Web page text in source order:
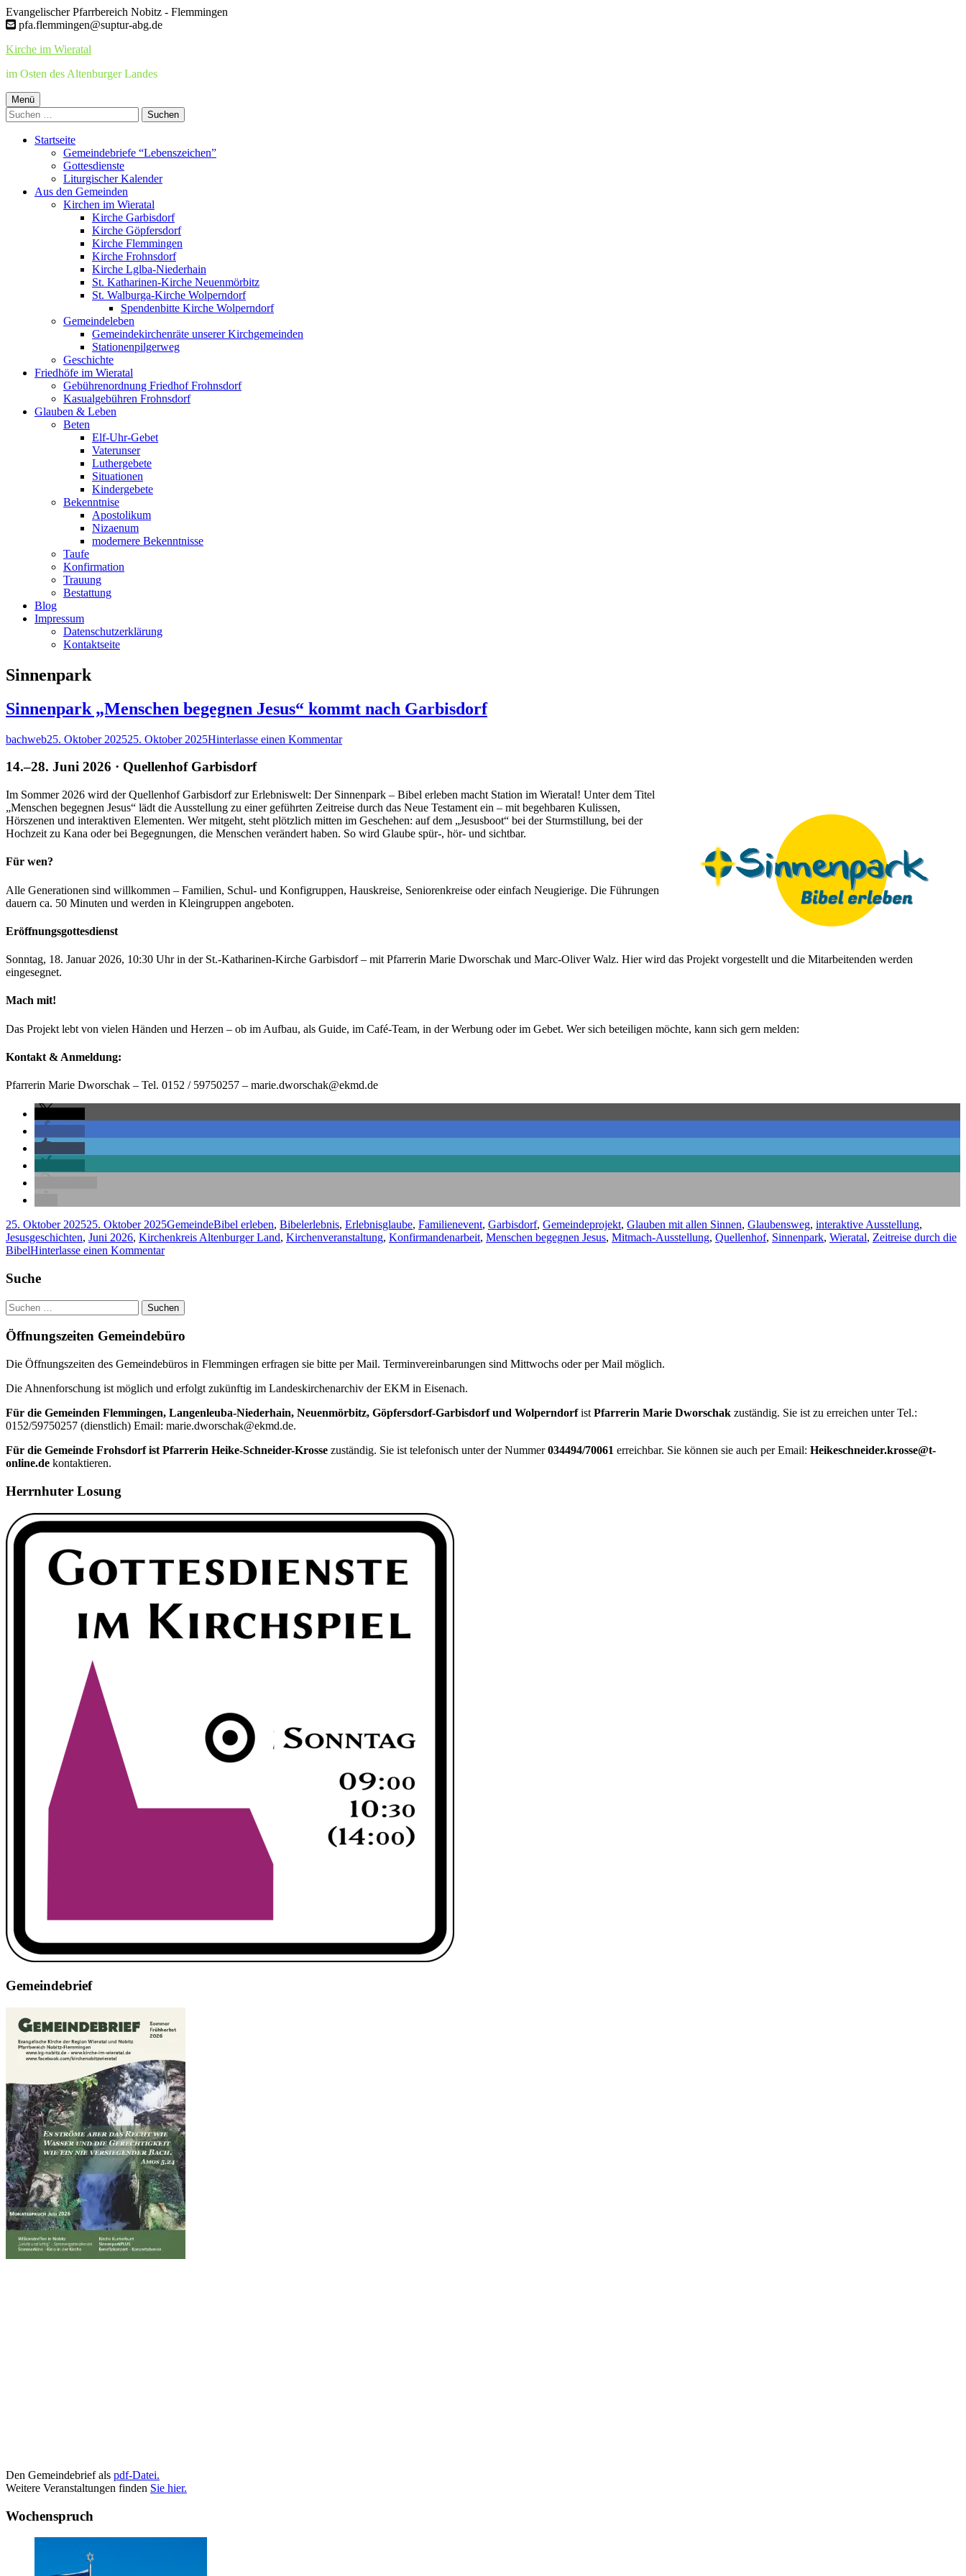
Springe
zum
Evangelischer Pfarrbereich Nobitz - Flemmingen
pfa.flemmingen@suptur-abg.de
Kirche im Wieratal
im Osten des Altenburger Landes
Primäres
Menü
Menü
Suchen
nach:
Startseite
Gemeindebriefe “Lebenszeichen”
Gottesdienste
Liturgischer Kalender
Aus den Gemeinden
Kirchen im Wieratal
Kirche Garbisdorf
Kirche Göpfersdorf
Kirche Flemmingen
Kirche Frohnsdorf
Kirche Lglba-Niederhain
St. Katharinen-Kirche Neuenmörbitz
St. Walburga-Kirche Wolperndorf
Spendenbitte Kirche Wolperndorf
Gemeindeleben
Gemeindekirchenräte unserer Kirchgemeinden
Stationenpilgerweg
Geschichte
Friedhöfe im Wieratal
Gebührenordnung Friedhof Frohnsdorf
Kasualgebühren Frohnsdorf
Glauben & Leben
Beten
Elf-Uhr-Gebet
Vaterunser
Luthergebete
Situationen
Kindergebete
Bekenntnise
Apostolikum
Nizaenum
modernere Bekenntnisse
Taufe
Konfirmation
Trauung
Bestattung
Blog
Impressum
Datenschutzerklärung
Kontaktseite
Schlagwort:
Sinnenpark
Sinnenpark „Menschen begegnen Jesus“ kommt nach Garbisdorf
Autor
bachwebVeröffentlicht
25. Oktober 202525. Oktober 2025Hinterlasse einen Kommentarzu
Jesus“
kommt
nach
Garbisdorf
14.–28. Juni 2026 · Quellenhof Garbisdorf
Im Sommer 2026 wird der Quellenhof Garbisdorf zur Erlebniswelt: Der Sinnenpark – Bibel erleben macht Station im Wieratal! Unter dem Titel
„Menschen begegnen Jesus“ lädt die Ausstellung zu einer geführten Zeitreise durch das Neue Testament ein – mit begehbaren Kulissen,
Hörszenen und interaktiven Elementen. Wer mitgeht, steht plötzlich mitten im Geschehen: auf dem „Jesusboot“ bei der Sturmstillung, bei der
Hochzeit zu Kana oder bei Begegnungen, die Menschen verändert haben. So wird Glaube spür-, hör- und sichtbar.
Für wen?
Alle Generationen sind willkommen – Familien, Schul- und Konfigruppen, Hauskreise, Seniorenkreise oder einfach Neugierige. Die Führungen
dauern ca. 50 Minuten und werden in Kleingruppen angeboten.
Eröffnungsgottesdienst
Sonntag, 18. Januar 2026, 10:30 Uhr in der St.-Katharinen-Kirche Garbisdorf – mit Pfarrerin Marie Dworschak und Marc-Oliver Walz. Hier wird das Projekt vorgestellt und die Mitarbeitenden werden
eingesegnet.
Mach mit!
Das Projekt lebt von vielen Händen und Herzen – ob im Aufbau, als Guide, im Café-Team, in der Werbung oder im Gebet. Wer sich beteiligen möchte, kann sich gern melden:
Kontakt & Anmeldung:
Pfarrerin Marie Dworschak – Tel. 0152 / 59750257 – marie.dworschak@ekmd.de
Veröffentlicht
am
25. Oktober 202525. Oktober 2025Kategorien
GemeindeSchlagwörter
Bibel erleben, Bibelerlebnis, Erlebnisglaube, Familienevent, Garbisdorf, Gemeindeprojekt, Glauben mit allen Sinnen, Glaubensweg, interaktive Ausstellung,
Jesusgeschichten, Juni 2026, Kirchenkreis Altenburger Land, Kirchenveranstaltung, Konfirmandenarbeit, Menschen begegnen Jesus, Mitmach-Ausstellung, Quellenhof, Sinnenpark, Wieratal, Zeitreise durch die
BibelHinterlasse einen Kommentarzu
Jesus“
kommt
Garbisdorf
Haupt-
Seitenleiste
Suche
Suchen
nach:
Öffnungszeiten Gemeindebüro
Die Öffnungszeiten des Gemeindebüros in Flemmingen erfragen sie bitte per Mail. Terminvereinbarungen sind Mittwochs oder per Mail möglich.
Die Ahnenforschung ist möglich und erfolgt zukünftig im Landeskirchenarchiv der EKM in Eisenach.
Für die Gemeinden Flemmingen, Langenleuba-Niederhain, Neuenmörbitz, Göpfersdorf-Garbisdorf und Wolperndorfist Pfarrerin Marie Dworschak zuständig. Sie ist zu erreichen unter Tel.:
0152/59750257 (dienstlich) Email: marie.dworschak@ekmd.de.
Für die Gemeinde Frohsdorf ist Pfarrerin Heike-Schneider-Krosse zuständig. Sie ist telefonisch unter der Nummer034494/70061 erreichbar. Sie können sie auch per Email: Heikeschneider.krosse@t-
online.de kontaktieren.
Herrnhuter Losung
Gemeindebrief
Den Gemeindebrief als pdf-Datei.
Weitere Veranstaltungen finden Sie hier.
Wochenspruch